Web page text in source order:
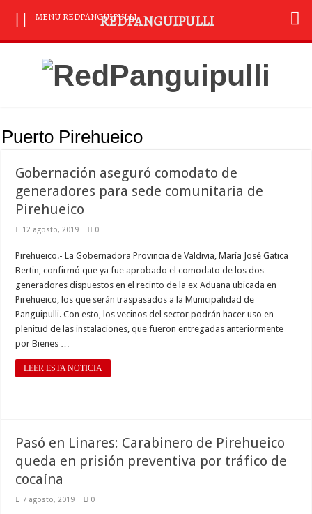
Puerto Pirehueico
Gobernación aseguró comodato de
generadores para sede comunitaria de
Pirehueico
12 agosto, 2019 0
Pirehueico.- La Gobernadora Provincia de Valdivia, María José Gatica
Bertin, confirmó que ya fue aprobado el comodato de los dos
generadores dispuestos en el recinto de la ex Aduana ubicada en
Pirehueico, los que serán traspasados a la Municipalidad de
Panguipulli. Con esto, los vecinos del sector podrán hacer uso en
plenitud de las instalaciones, que fueron entregadas anteriormente
por Bienes …
LEER ESTA NOTICIA
Pasó en Linares: Carabinero de Pirehueico
queda en prisión preventiva por tráfico de
cocaína
7 agosto, 2019 0
MENU REDPANGUIPULLIREDPANGUIPULLI